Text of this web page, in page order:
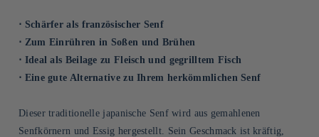
⋅ Schärfer als französischer Senf
⋅ Zum Einrühren in Soßen und Brühen
⋅ Ideal als Beilage zu Fleisch und gegrilltem Fisch
⋅ Eine gute Alternative zu Ihrem herkömmlichen Senf
Dieser traditionelle japanische Senf wird aus gemahlenen
Senfkörnern und Essig hergestellt. Sein Geschmack ist kräftig,